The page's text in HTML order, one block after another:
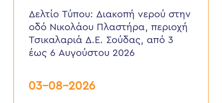
νερού
στην
Νικολάου
Πλαστήρα,
περιοχή
Σούδας,
Δελτίο Τύπου: Διακοπή νερού στην
οδό Νικολάου Πλαστήρα, περιοχή
Τσικαλαριά Δ.Ε. Σούδας, από 3
έως 6 Αυγούστου 2026
03-08-2026